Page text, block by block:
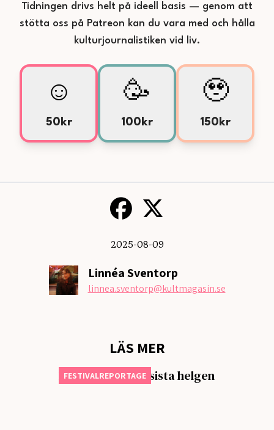
Tidningen drivs helt på ideell basis — genom att
stötta oss på Patreon kan du vara med och hålla
kulturjournalistiken vid liv.
☺️
50kr
🥳
100kr
🥹
150kr
2025-08-09
Linnéa Sventorp
linnea.sventorp@kultmagasin.se
LÄS MER
FESTIVALREPORTAGE
Första dagen på sista helgen